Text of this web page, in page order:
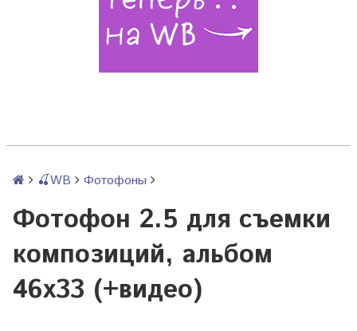
🍒WB Фотофоны
Фотофон 2.5 для съемки
композиций, альбом
46х33 (+видео)